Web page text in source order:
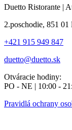
Duetto Ristorante |
2.poschodie, 851 01
+421 915 949 847
duetto@duetto.sk
Otváracie hodiny:
PO - NE | 10:00 -
Pravidlá ochrany